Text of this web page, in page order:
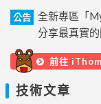
公告
全新專區「
分享最真實
前往
技術文章